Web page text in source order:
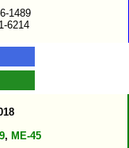
1489
6214
, ME-45